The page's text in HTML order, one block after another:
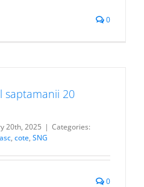
0
saptamanii 20
20th, 2025 | Categories:
asc, cote, SNG
0